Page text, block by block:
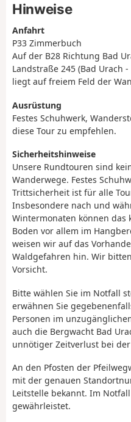
Hinweise
Anfahrt
P33 Zimmerbuch
Auf der B28 Richtung Bad
Landstraße 245 (Bad Urach
liegt auf freiem Feld der
Ausrüstung
Festes Schuhwerk,
diese Tour zu empfehlen.
Sicherheitshinweise
Unsere Rundtouren sind
Wanderwege. Festes
Trittsicherheit ist für alle
Insbesondere nach und
Wintermonaten können das
Boden vor allem im
weisen wir auf das
Waldgefahren hin. Wir
Vorsicht.
Bitte wählen Sie im Notfall
erwähnen Sie
Personen im
auch die Bergwacht Bad
unnötiger Zeitverlust bei
An den Pfosten der
mit der genauen
Leitstelle bekannt. Im
gewährleistet.